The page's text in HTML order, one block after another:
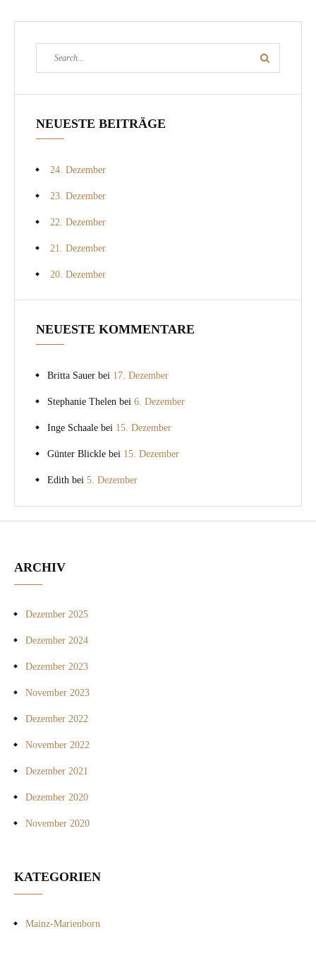
Search
for:
Search
NEUESTE BEITRÄGE
24. Dezember
23. Dezember
22. Dezember
21. Dezember
20. Dezember
NEUESTE KOMMENTARE
Britta Sauer bei 17. Dezember
Stephanie Thelen bei 6. Dezember
Inge Schaale bei 15. Dezember
Günter Blickle bei 15. Dezember
Edith bei 5. Dezember
ARCHIV
Dezember 2025
Dezember 2024
Dezember 2023
November 2023
Dezember 2022
November 2022
Dezember 2021
Dezember 2020
November 2020
KATEGORIEN
Mainz-Marienborn